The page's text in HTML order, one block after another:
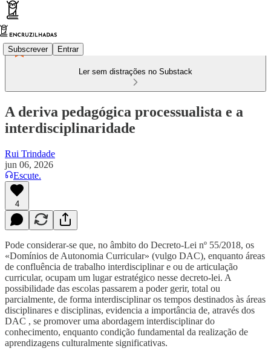
Subscrever Entrar
Ler sem distrações no Substack
A deriva pedagógica processualista e a
interdisciplinaridade
Rui Trindade
jun 06, 2026
Escute.
4
Pode considerar-se que, no âmbito do Decreto-Lei nº 55/2018, os
«Domínios de Autonomia Curricular» (vulgo DAC), enquanto áreas
de confluência de trabalho interdisciplinar e ou de articulação
curricular, ocupam um lugar estratégico nesse decreto-lei. A
possibilidade das escolas passarem a poder gerir, total ou
parcialmente, de forma interdisciplinar os tempos destinados às áreas
disciplinares e disciplinas, evidencia a importância de, através dos
DAC , se promover uma abordagem interdisciplinar do
conhecimento, enquanto condição fundamental da realização de
aprendizagens culturalmente significativas.